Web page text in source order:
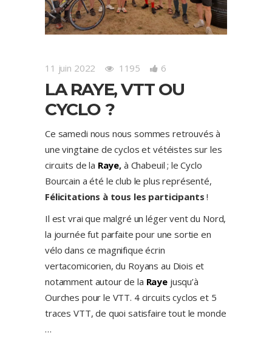
11 juin 2022 1195 6
LA RAYE, VTT OU
CYCLO ?
Ce samedi nous nous sommes retrouvés à
une vingtaine de cyclos et vétéistes sur les
circuits de la Raye, à Chabeuil ; le Cyclo
Bourcain a été le club le plus représenté,
Félicitations à tous les participants !
Il est vrai que malgré un léger vent du Nord,
la journée fut parfaite pour une sortie en
vélo dans ce magnifique écrin
vertacomicorien, du Royans au Diois et
notamment autour de la Rayejusqu’à
Ourches pour le VTT. 4 circuits cyclos et 5
traces VTT, de quoi satisfaire tout le monde
…